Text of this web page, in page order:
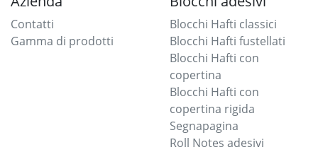
Contatti
Gamma di prodotti
Blocchi Hafti classici
Blocchi Hafti fustellati
Blocchi Hafti con
copertina
Blocchi Hafti con
copertina rigida
Segnapagina
Roll Notes adesivi